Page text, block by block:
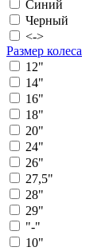
Синий
Черный
<->
Размер колеса
12"
14"
16"
18"
20"
24"
26"
27,5"
28"
29"
"-"
10"